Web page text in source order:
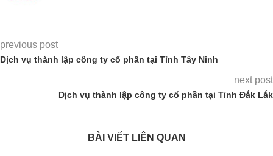
previous post
Dịch vụ thành lập công ty cổ phần tại Tỉnh Tây Ninh
next post
Dịch vụ thành lập công ty cổ phần tại Tỉnh Đắk Lắk
BÀI VIẾT LIÊN QUAN